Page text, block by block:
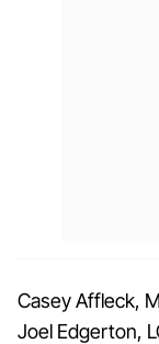
Casey Affleck,
Joel Edgerton,